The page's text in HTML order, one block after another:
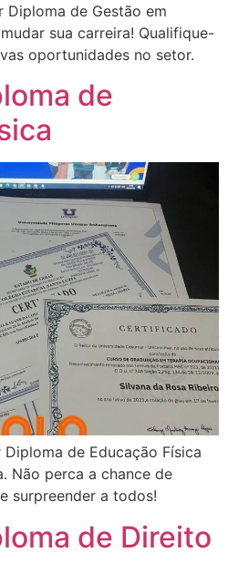
Diploma de Gestão em
sua carreira! Qualifique-
oportunidades no setor.
de
de Educação Física
Não perca a chance de
surpreender a todos!
de Direito